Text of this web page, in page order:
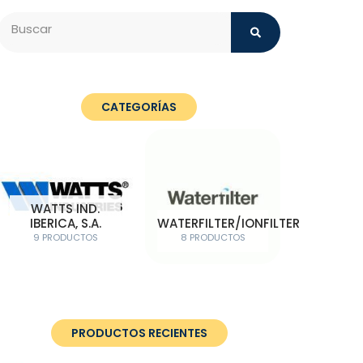
CATEGORÍAS
WATTS IND.
IBERICA, S.A.
9 PRODUCTOS
WATERFILTER/IONFILTER
8 PRODUCTOS
PRODUCTOS RECIENTES